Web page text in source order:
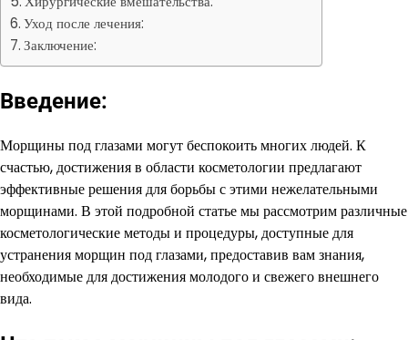
Уход после лечения:
Заключение:
Введение:
Морщины под глазами могут беспокоить многих людей. К
счастью, достижения в области косметологии предлагают
эффективные решения для борьбы с этими нежелательными
морщинами. В этой подробной статье мы рассмотрим различные
косметологические методы и процедуры, доступные для
устранения морщин под глазами, предоставив вам знания,
необходимые для достижения молодого и свежего внешнего
вида.